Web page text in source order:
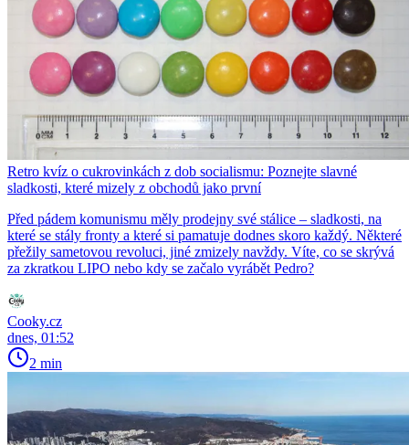
Retro kvíz o cukrovinkách z dob socialismu: Poznejte slavné
sladkosti, které mizely z obchodů jako první
Před pádem komunismu měly prodejny své stálice – sladkosti, na
které se stály fronty a které si pamatuje dodnes skoro každý. Některé
přežily sametovou revoluci, jiné zmizely navždy. Víte, co se skrývá
za zkratkou LIPO nebo kdy se začalo vyrábět Pedro?
Cooky.cz
dnes, 01:52
2 min